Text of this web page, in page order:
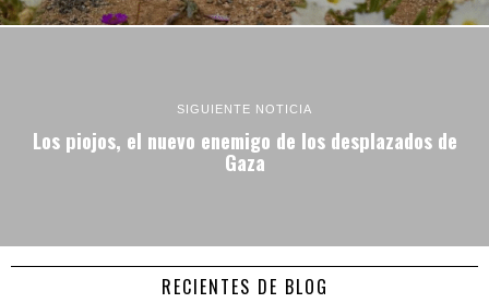
SIGUIENTE NOTICIA
Los piojos, el nuevo enemigo de los desplazados de
Gaza
RECIENTES DE BLOG